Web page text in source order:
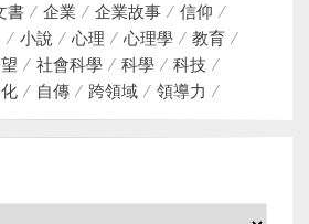
書 企業 企業故事
信仰
小說 心理 心理學
教育
社會科學 科學
科技
自傳 跨領域 領導力